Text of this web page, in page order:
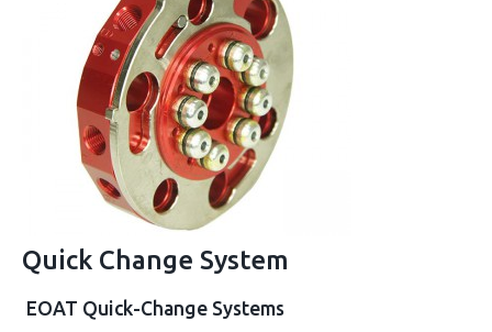
Quick Change System
EOAT Quick-Change Systems